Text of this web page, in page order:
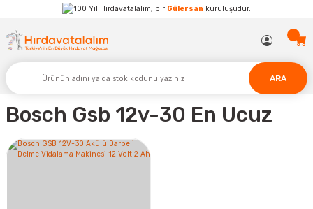
Hırdavatalalım, bir Gülersan kuruluşudur.
ARA
Bosch Gsb 12v-30 En Ucuz